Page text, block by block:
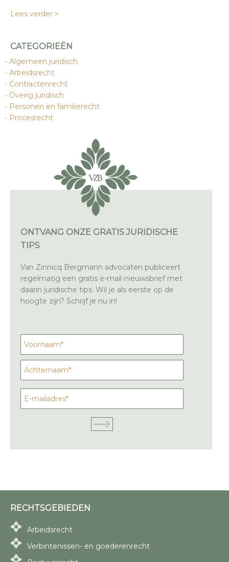
Lees verder >
CATEGORIEËN
Algemeen juridisch
Arbeidsrecht
Contractenrecht
Overig juridisch
Personen en familierecht
Procesrecht
ONTVANG ONZE GRATIS JURIDISCHE
TIPS
Van Zinnicq Bergmann advocaten publiceert
regelmatig een gratis e-mail-nieuwsbrief met
daarin juridische tips. Wil je als eerste op de
hoogte zijn? Schrijf je nu in!
RECHTSGEBIEDEN
Arbeidsrecht
Verbintenissen- en goederenrecht